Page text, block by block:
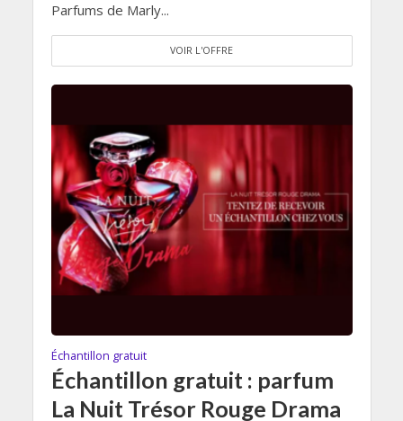
Parfums de Marly...
VOIR L'OFFRE
Échantillon gratuit
Échantillon gratuit : parfum
La Nuit Trésor Rouge Drama